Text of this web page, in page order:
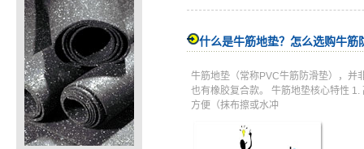
什么是牛筋地垫？怎么选购牛筋
牛筋地垫（常称PVC牛筋防滑垫），并
也有橡胶复合款。 牛筋地垫核心特性
方便（抹布擦或水冲